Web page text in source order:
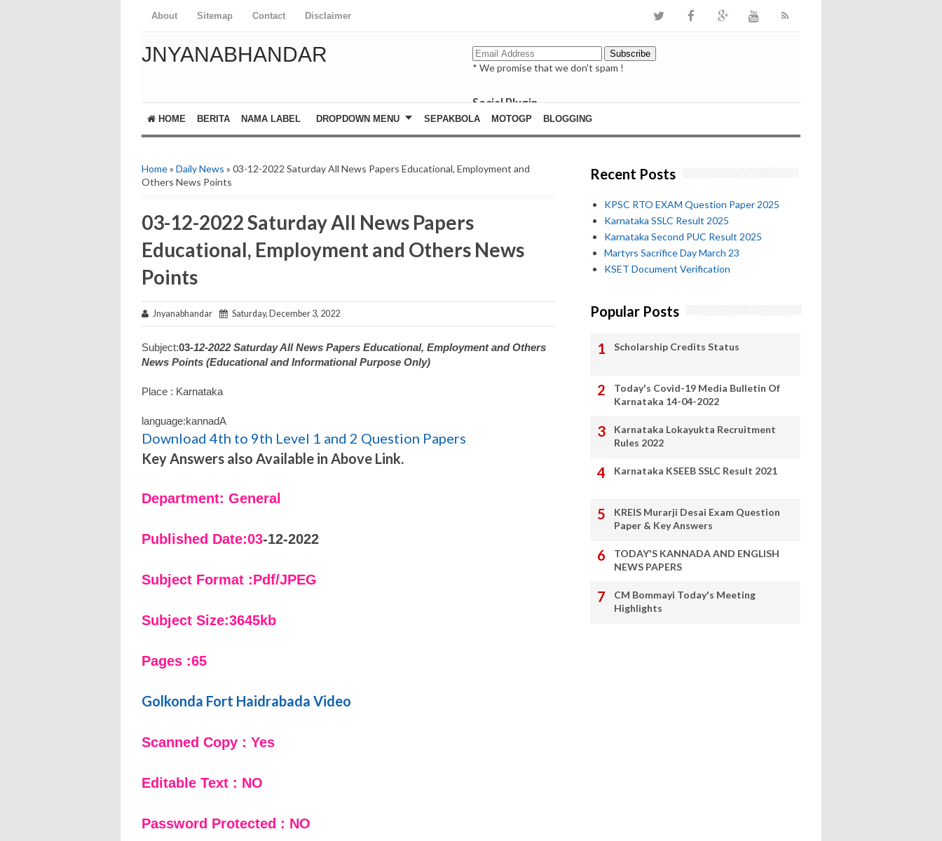
About Sitemap Contact Disclaimer
JNYANABHANDAR
* We promise that we don't spam !
Social Plugin
facebook
whatsapp
HOME BERITA NAMA LABEL DROPDOWN MENU SEPAKBOLA MOTOGP BLOGGING
Home» Daily News » 03-12-2022 Saturday All News Papers Educational, Employment and
Others News Points
03-12-2022 Saturday All News Papers
Educational, Employment and Others News
Points
Jnyanabhandar Saturday, December 3, 2022
Subject:03-12-2022 Saturday All News Papers Educational, Employment and Others
News Points (Educational and Informational Purpose Only)
Place : Karnataka
language:kannadA
Download 4th to 9th Level 1 and 2 Question Papers
Key Answers also Available in Above Link.
Department: General
Published Date:03-12-2022
Subject Format :Pdf/JPEG
Subject Size:3645kb
Pages :65
Golkonda Fort Haidrabada Video
Scanned Copy : Yes
Editable Text : NO
Password Protected : NO
Recent Posts
KPSC RTO EXAM Question Paper 2025
Karnataka SSLC Result 2025
Karnataka Second PUC Result 2025
Martyrs Sacrifice Day March 23
KSET Document Verification
Popular Posts
Scholarship Credits Status
Today's Covid-19 Media Bulletin Of
Karnataka 14-04-2022
Karnataka Lokayukta Recruitment
Rules 2022
Karnataka KSEEB SSLC Result 2021
KREIS Murarji Desai Exam Question
Paper & Key Answers
TODAY'S KANNADA AND ENGLISH
NEWS PAPERS
CM Bommayi Today's Meeting
Highlights